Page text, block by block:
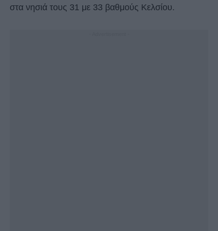
στα νησιά τους 31 με 33 βαθμούς Κελσίου.